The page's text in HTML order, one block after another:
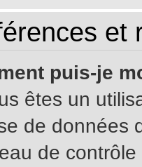
et
puis-je
êtes un
de données
de